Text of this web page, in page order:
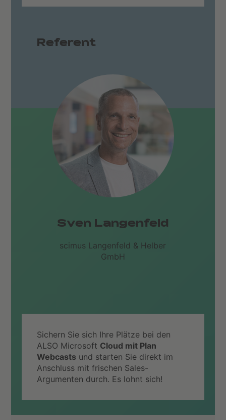
Referent
Sven Langenfeld
scimus Langenfeld & Helber
GmbH
Sichern Sie sich Ihre Plätze bei den
ALSO Microsoft Cloud mit Plan
Webcastsund starten Sie direkt im
Anschluss mit frischen Sales-
Argumenten durch. Es lohnt sich!